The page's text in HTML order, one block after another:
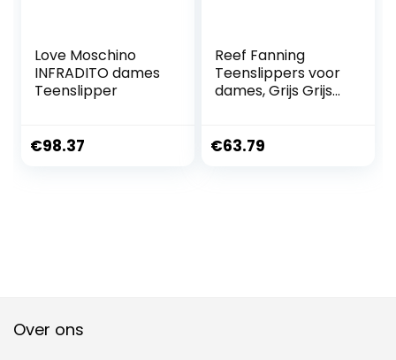
Love Moschino
INFRADITO dames
Teenslipper
€98.37
Reef Fanning
Teenslippers voor
dames, Grijs Grijs
€63.79
Over ons